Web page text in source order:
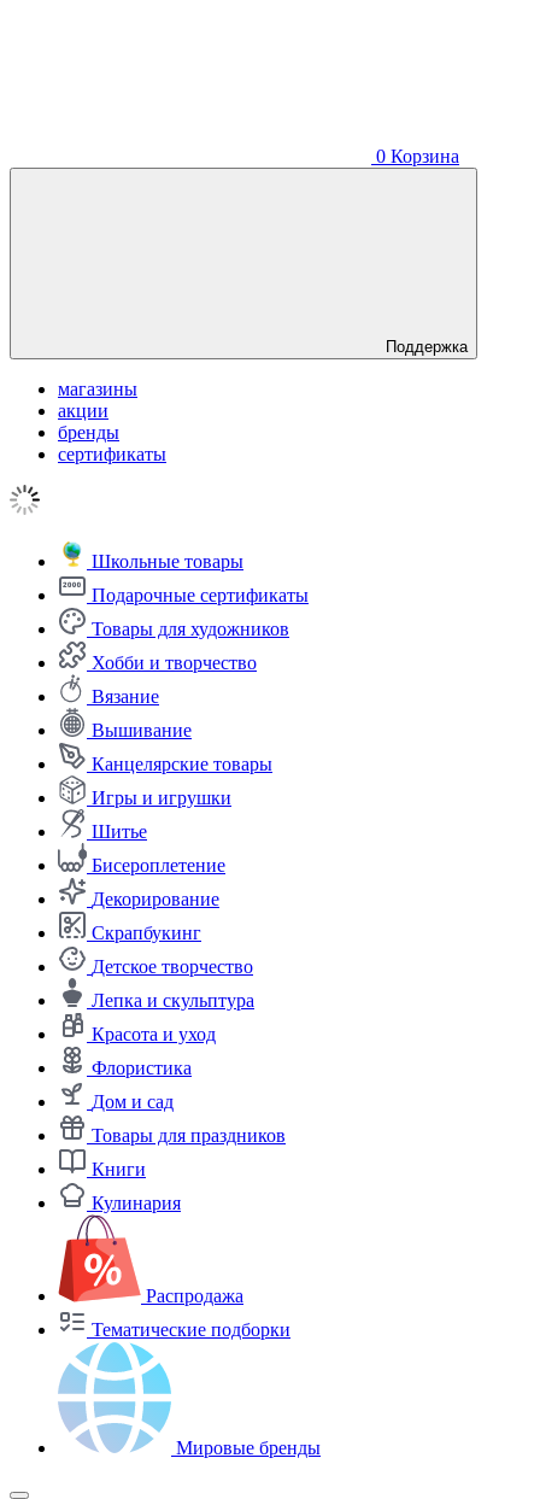
0 Корзина
Поддержка
магазины
акции
бренды
сертификаты
Школьные товары
Подарочные сертификаты
Товары для художников
Хобби и творчество
Вязание
Вышивание
Канцелярские товары
Игры и игрушки
Шитье
Бисероплетение
Декорирование
Скрапбукинг
Детское творчество
Лепка и скульптура
Красота и уход
Флористика
Дом и сад
Товары для праздников
Книги
Кулинария
Распродажа
Тематические подборки
Мировые бренды